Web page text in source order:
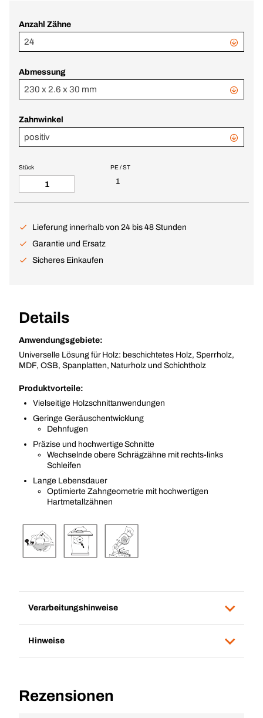
Anzahl Zähne
24
Abmessung
230 x 2.6 x 30 mm
Zahnwinkel
positiv
PE / ST
1
Stück
Lieferung innerhalb von 24 bis 48 Stunden
Garantie und Ersatz
Sicheres Einkaufen
Details
Anwendungsgebiete:
Universelle Lösung für Holz: beschichtetes Holz, Sperrholz,
MDF, OSB, Spanplatten, Naturholz und Schichtholz
Produktvorteile:
Vielseitige Holzschnittanwendungen
Geringe Geräuschentwicklung
Dehnfugen
Präzise und hochwertige Schnitte
Wechselnde obere Schrägzähne mit rechts-links
Schleifen
Lange Lebensdauer
Optimierte Zahngeometrie mit hochwertigen
Hartmetallzähnen
Verarbeitungshinweise
Hinweise
Rezensionen